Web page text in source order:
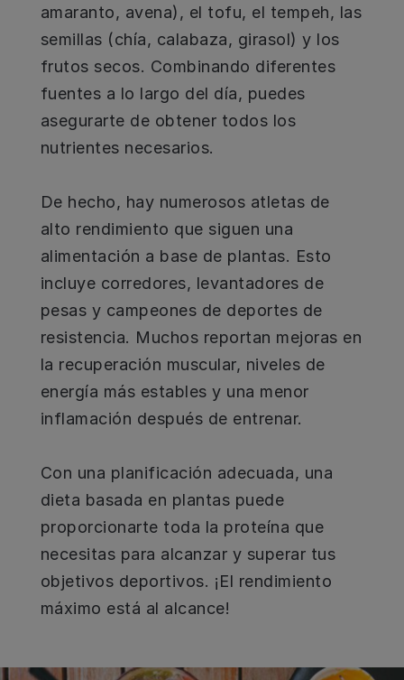
amaranto, avena), el tofu, el tempeh, las
semillas (chía, calabaza, girasol) y los
frutos secos. Combinando diferentes
fuentes a lo largo del día, puedes
asegurarte de obtener todos los
nutrientes necesarios.
De hecho, hay numerosos atletas de
alto rendimiento que siguen una
alimentación a base de plantas. Esto
incluye corredores, levantadores de
pesas y campeones de deportes de
resistencia. Muchos reportan mejoras en
la recuperación muscular, niveles de
energía más estables y una menor
inflamación después de entrenar.
Con una planificación adecuada, una
dieta basada en plantas puede
proporcionarte toda la proteína que
necesitas para alcanzar y superar tus
objetivos deportivos. ¡El rendimiento
máximo está al alcance!